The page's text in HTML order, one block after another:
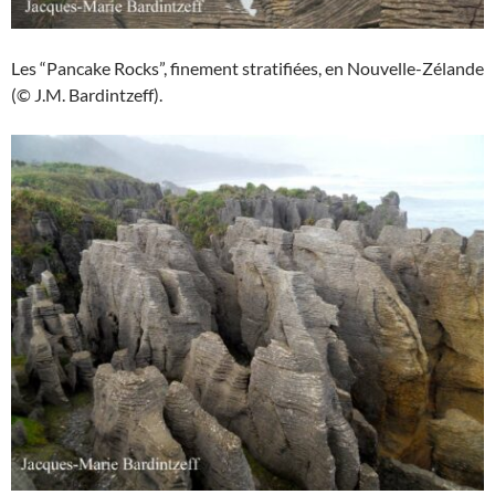
Les “Pancake Rocks”, finement stratifiées, en Nouvelle-Zélande
(© J.M. Bardintzeff).